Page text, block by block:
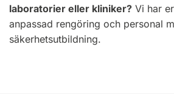
laboratorier eller kliniker? Vi har
anpassad rengöring och personal
säkerhetsutbildning.